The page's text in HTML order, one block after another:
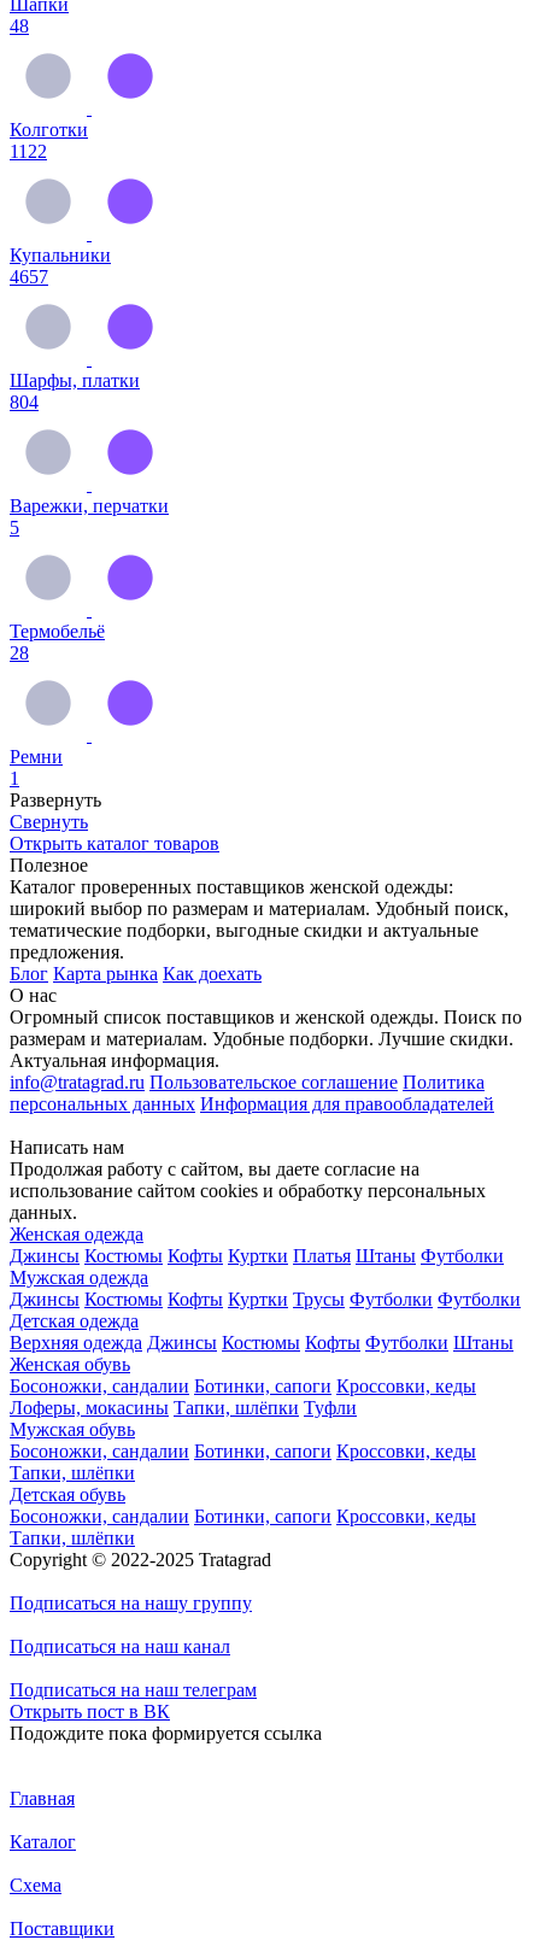
48
Колготки
1122
Купальники
4657
Шарфы, платки
804
Варежки, перчатки
5
Термобельё
28
Ремни
1
Развернуть
Свернуть
Открыть каталог товаров
Полезное
Каталог проверенных поставщиков женской одежды:
широкий выбор по размерам и материалам. Удобный поиск,
тематические подборки, выгодные скидки и актуальные
предложения.
Блог Карта рынка Как доехать
О нас
Огромный список поставщиков и женской одежды. Поиск по
размерам и материалам. Удобные подборки. Лучшие скидки.
Актуальная информация.
info@tratagrad.ru Пользовательское соглашение Политика
персональных данных Информация для правообладателей
Написать нам
Продолжая работу с сайтом, вы даете согласие на
использование сайтом cookies и обработку персональных
данных.
Женская одежда
Джинсы Костюмы Кофты Куртки Платья Штаны Футболки
Мужская одежда
Джинсы Костюмы Кофты Куртки Трусы Футболки Футболки
Детская одежда
Верхняя одежда Джинсы Костюмы Кофты Футболки Штаны
Женская обувь
Босоножки, сандалии Ботинки, сапоги Кроссовки, кеды
Лоферы, мокасины Тапки, шлёпки Туфли
Мужская обувь
Босоножки, сандалии Ботинки, сапоги Кроссовки, кеды
Тапки, шлёпки
Детская обувь
Босоножки, сандалии Ботинки, сапоги Кроссовки, кеды
Тапки, шлёпки
Copyright © 2022-2025 Tratagrad
Подписаться на нашу группу
Подписаться на наш канал
Подписаться на наш телеграм
Открыть пост в ВК
Подождите пока формируется ссылка
Главная
Каталог
Схема
Поставщики